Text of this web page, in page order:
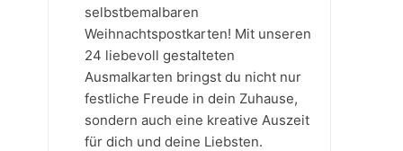
selbstbemalbaren
Weihnachtspostkarten! Mit unseren
24 liebevoll gestalteten
Ausmalkarten bringst du nicht nur
festliche Freude in dein Zuhause,
sondern auch eine kreative Auszeit
für dich und deine Liebsten.